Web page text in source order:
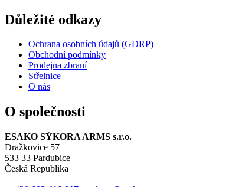
Důležité odkazy
Ochrana osobních údajů (GDRP)
Obchodní podmínky
Prodejna zbraní
Střelnice
O nás
O společnosti
ESAKO SÝKORA ARMS s.r.o.
Dražkovice 57
533 33 Pardubice
Česká Republika